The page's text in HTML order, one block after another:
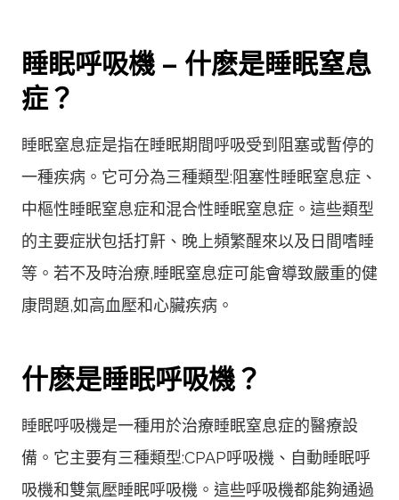
睡眠呼吸機 – 什麽是睡眠窒息
症？
睡眠窒息症是指在睡眠期間呼吸受到阻塞或暫停的
一種疾病。它可分為三種類型:阻塞性睡眠窒息症、
中樞性睡眠窒息症和混合性睡眠窒息症。這些類型
的主要症狀包括打鼾、晚上頻繁醒來以及日間嗜睡
等。若不及時治療,睡眠窒息症可能會導致嚴重的健
康問題,如高血壓和心臟疾病。
什麽是睡眠呼吸機？
睡眠呼吸機是一種用於治療睡眠窒息症的醫療設
備。它主要有三種類型:CPAP呼吸機、自動睡眠呼
吸機和雙氣壓睡眠呼吸機。這些呼吸機都能夠通過